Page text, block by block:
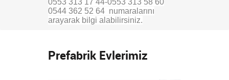
0553 313 17 44-0553 313 58 60
0544 362 52 64 numaralarını
arayarak bilgi alabilirsiniz.
Prefabrik Evlerimiz